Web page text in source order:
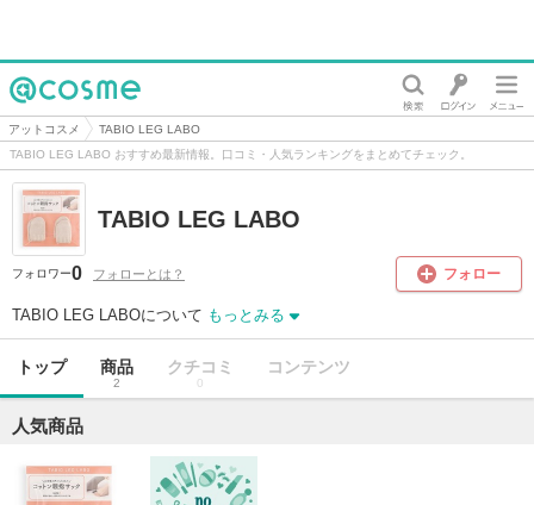
@cosme
アットコスメ
TABIO LEG LABO
TABIO LEG LABO おすすめ最新情報。口コミ・人気ランキングをまとめてチェック。
TABIO LEG LABO
フォロワー0 フォローとは？ フォロー
TABIO LEG LABOについて もっとみる
トップ 商品
2
クチコミ
0
コンテンツ
人気商品